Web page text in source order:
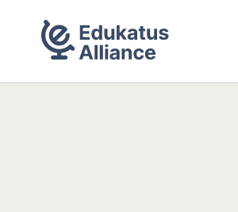
Hoppa
innehåll